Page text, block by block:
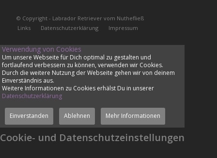
© Copyright - Labrador Retriever vom Nuthefließ
Links
Datenschutzerklärung Impressum
Verwendung von Cookies
Um unsere Webseite für Dich optimal zu gestalten und
fortlaufend verbessern zu können, verwenden wir Cookies.
Durch die weitere Nutzung der Webseite gehen wir von deinem
Einverständnis aus.
Weitere Informationen zu Cookies erhälst Du in unserer
Datenschutzerklärung
Einverstanden Ablehnen Mehr Informationen
Cookie- und Datenschutzeinstellungen